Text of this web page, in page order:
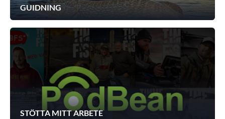
GUIDNING
STÖTTA MITT ARBETE